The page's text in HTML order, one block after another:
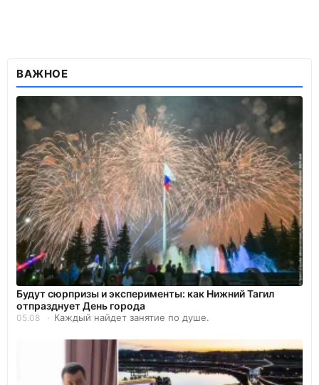
ВАЖНОЕ
Будут сюрпризы и эксперименты: как Нижний Тагил
отпразднует День города
05.08 Каждый найдет занятие по душе.